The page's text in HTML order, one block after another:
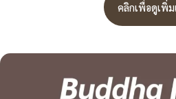
คลิกเพื่อดูเพิ่ม